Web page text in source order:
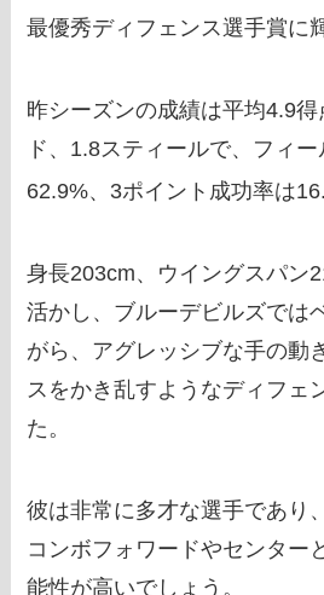
最優秀ディフェンス選手賞に
昨シーズンの成績は平均4.9
ド、1.8スティールで、フィ
62.9%、3ポイント成功率は
身長203cm、ウイングスパン
活かし、ブルーデビルズでは
がら、アグレッシブな手の動
スをかき乱すようなディフェ
た。
彼は非常に多才な選手であり
コンボフォワードやセンター
能性が高いでしょう。